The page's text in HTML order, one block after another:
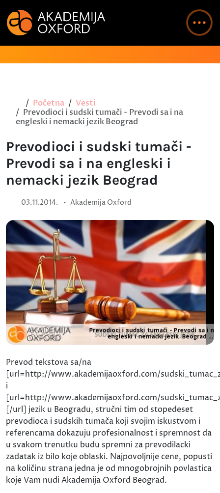
Početna
Vesti
Prevodioci i sudski tumači - Prevodi sa i na
engleski i nemacki jezik Beograd
Prevodioci i sudski tumači -
Prevodi sa i na engleski i
nemacki jezik Beograd
03.11.2014. • Akademija Oxford
Prevod tekstova sa/na
[url=http://www.akademijaoxford.com/
i
[url=http://www.akademijaoxford.com/
[/url] jezik u Beogradu, stručni tim od stopedeset
prevodioca i sudskih tumača koji svojim iskustvom i
referencama dokazuju profesionalnost i spremnost da
u svakom trenutku budu spremni za prevodilacki
zadatak iz bilo koje oblaski. Najpovoljnije cene, popusti
na količinu strana jedna je od mnogobrojnih povlastica
koje Vam nudi Akademija Oxford Beograd.